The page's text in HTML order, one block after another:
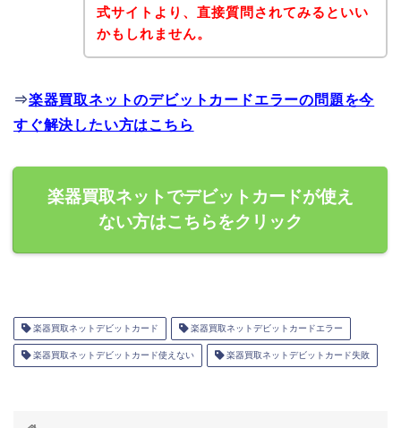
式サイトより、直接質問されてみるといい
かもしれません。
⇒楽器買取ネットのデビットカードエラーの問題を今
すぐ解決したい方はこちら
楽器買取ネットでデビットカードが使え
ない方はこちらをクリック
楽器買取ネットデビットカード 楽器買取ネットデビットカードエラー
楽器買取ネットデビットカード使えない 楽器買取ネットデビットカード失敗